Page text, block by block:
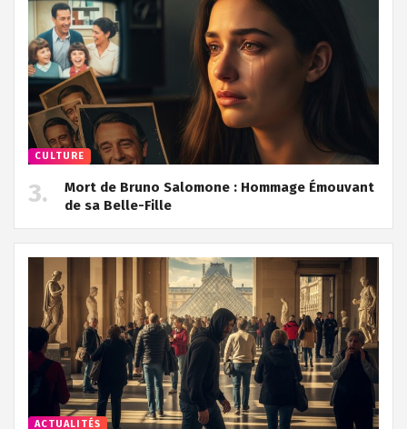
CULTURE
Mort de Bruno Salomone : Hommage Émouvant
de sa Belle-Fille
ACTUALITÉS